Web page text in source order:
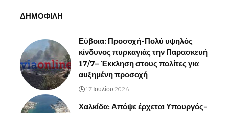
ΔΗΜΟΦΙΛΗ
Εύβοια: Προσοχή-Πολύ υψηλός
κίνδυνος πυρκαγιάς την Παρασκευή
17/7– Έκκληση στους πολίτες για
αυξημένη προσοχή
17 Ιουλίου 2026
Χαλκίδα: Απόψε έρχεται Υπουργός-